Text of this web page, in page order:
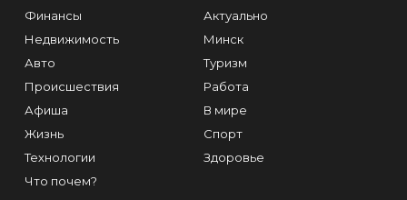
Финансы
Недвижимость
Авто
Происшествия
Афиша
Жизнь
Технологии
Что почем?
Актуально
Минск
Туризм
Работа
В мире
Спорт
Здоровье